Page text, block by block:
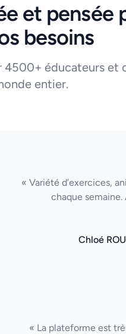
et pensée
besoins
4500+ éducateurs et
entier.
« Variété d’exercices,
chaque
Chloé
« La plateforme est